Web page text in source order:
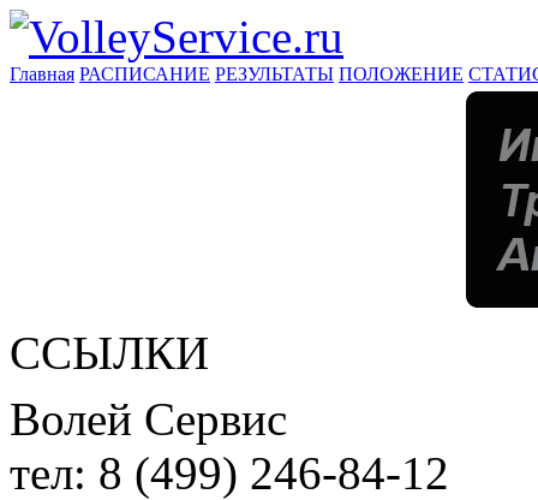
Главная РАСПИСАНИЕ РЕЗУЛЬТАТЫ ПОЛОЖЕНИЕ
ССЫЛКИ
Волей Сервис
тел: 8 (499) 246-84-12